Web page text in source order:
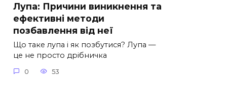
Лупа: Причини виникнення та
ефективні методи
позбавлення від неї
Що таке лупа і як позбутися? Лупа —
це не просто дрібничка
0 53